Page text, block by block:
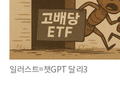
일러스트=챗GPT 달리3